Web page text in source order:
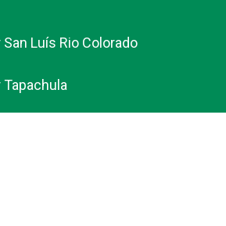
Luís Rio Colorado